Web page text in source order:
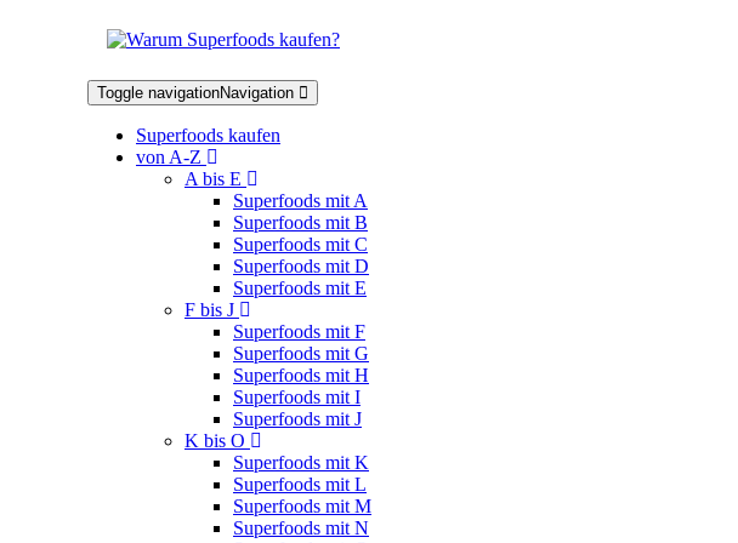
Toggle navigationNavigation
Superfoods kaufen
von A-Z
A bis E
Superfoods mit A
Superfoods mit B
Superfoods mit C
Superfoods mit D
Superfoods mit E
F bis J
Superfoods mit F
Superfoods mit G
Superfoods mit H
Superfoods mit I
Superfoods mit J
K bis O
Superfoods mit K
Superfoods mit L
Superfoods mit M
Superfoods mit N